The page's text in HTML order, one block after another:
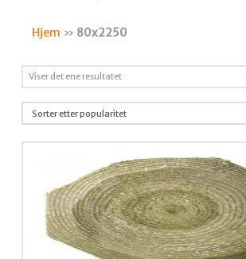
Hjem » 80x2250
Viser det ene resultatet